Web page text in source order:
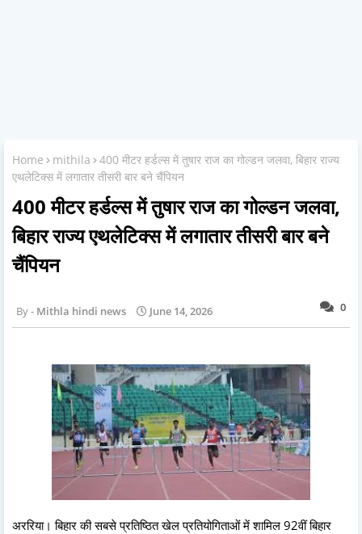
Home mithila
400 मीटर हर्डल्स में तुषार राज का गोल्डन जलवा, बिहार राज्य
एथलेटिक्स में लगातार तीसरी बार बने चैंपियन
400 मीटर हर्डल्स में तुषार राज का गोल्डन जलवा,
बिहार राज्य एथलेटिक्स में लगातार तीसरी बार बने
चैंपियन
0
Mithla hindi news June 14, 2026
अररिया। बिहार की सबसे प्रतिष्ठित खेल प्रतियोगिताओं में शामिल 92वीं बिहार